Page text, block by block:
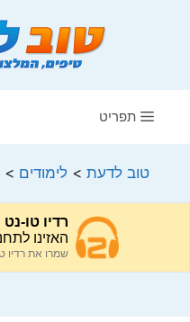
תפריט
טוב לדעת >לימודים >